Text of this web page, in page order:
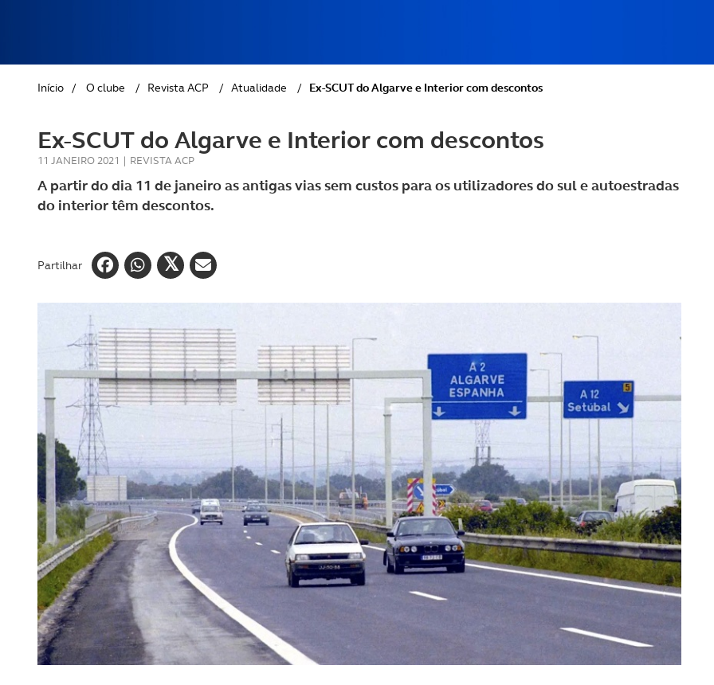
GOLFE
AUTOCARAVANISMO
Início / O clube / Revista ACP / Atualidade / Ex-SCUT do Algarve e Interior com descontos
Ex-SCUT do Algarve e Interior com descontos
11 JANEIRO 2021 | REVISTA ACP
A partir do dia 11 de janeiro as antigas vias sem custos para os utilizadores do sul e autoestradas
do interior têm descontos.
Partilhar